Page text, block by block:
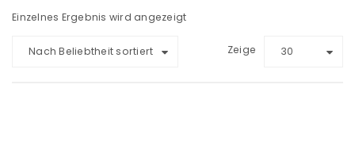
Einzelnes Ergebnis wird angezeigt
Nach Beliebtheit sortiert Zeige 30